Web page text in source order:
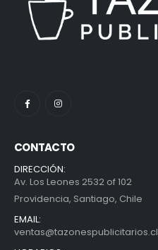
CONTACTO
DIRECCIÓN:
Av. Los Leones 2532 of 102
Providencia, Santiago, Chile
EMAIL:
ventas@tazonespublicitarios.cl